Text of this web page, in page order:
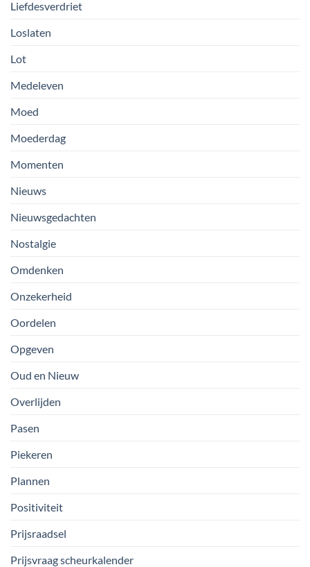
Liefdesverdriet
Loslaten
Lot
Medeleven
Moed
Moederdag
Momenten
Nieuws
Nieuwsgedachten
Nostalgie
Omdenken
Onzekerheid
Oordelen
Opgeven
Oud en Nieuw
Overlijden
Pasen
Piekeren
Plannen
Positiviteit
Prijsraadsel
Prijsvraag scheurkalender